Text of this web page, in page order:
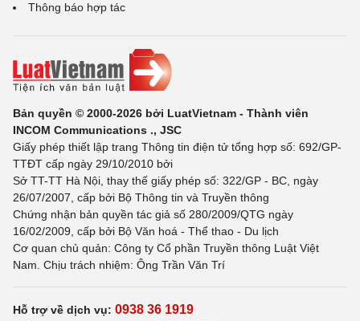
Thông báo hợp tác
Bản quyền © 2000-2026 bởi LuatVietnam - Thành viên
INCOM Communications ., JSC
Giấy phép thiết lập trang Thông tin điện tử tổng hợp số: 692/GP-
TTĐT cấp ngày 29/10/2010 bởi
Sở TT-TT Hà Nội, thay thế giấy phép số: 322/GP - BC, ngày
26/07/2007, cấp bởi Bộ Thông tin và Truyền thông
Chứng nhận bản quyền tác giả số 280/2009/QTG ngày
16/02/2009, cấp bởi Bộ Văn hoá - Thể thao - Du lịch
Cơ quan chủ quản: Công ty Cổ phần Truyền thông Luật Việt
Nam. Chịu trách nhiệm: Ông Trần Văn Trí
Hỗ trợ về dịch vụ: 0938 36 1919